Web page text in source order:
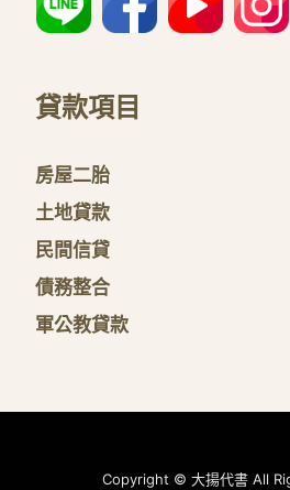
貸款項目
房屋二胎
土地貸款
民間信貸
債務整合
軍公教貸款
Copyright © 大揚代書 All